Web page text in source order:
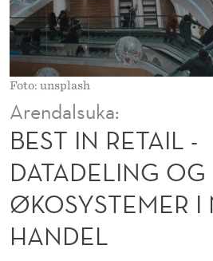
D
A
T
A
D
E
L
Foto: unsplash
Arendalsuka:
BEST IN RETAIL -
DATADELING OG
ØKOSYSTEMER I
HANDEL